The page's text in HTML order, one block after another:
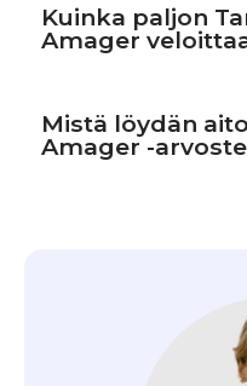
Kuinka paljon
Amager
Mistä löydän
Amager -